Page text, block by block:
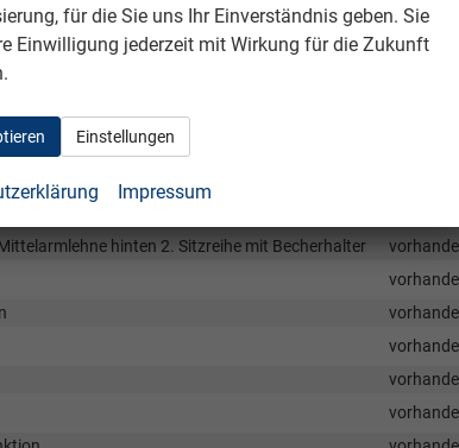
vorhanden
vorhanden
hinten 2. Sitzreihe mit Becherhalter
für die Sie uns Ihr Einverständnis geben. Sie
Einwilligung jederzeit mit Wirkung für die Zukunft
Einstellungen
Impressum